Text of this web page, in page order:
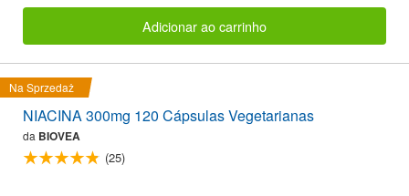
Adicionar ao carrinho
Na Sprzedaż
NIACINA 300mg 120 Cápsulas Vegetarianas
da BIOVEA
(25)